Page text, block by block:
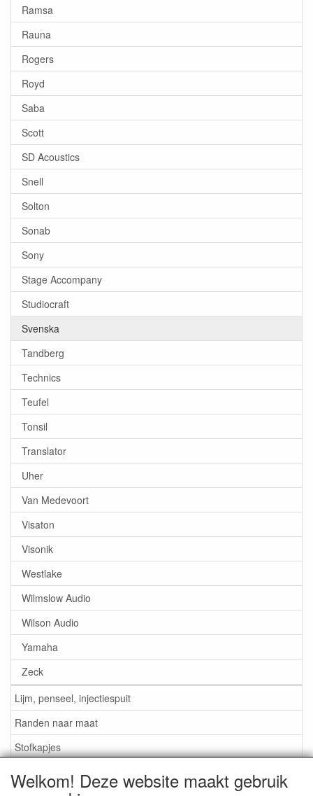
Ramsa
Rauna
Rogers
Royd
Saba
Scott
SD Acoustics
Snell
Solton
Sonab
Sony
Stage Accompany
Studiocraft
Svenska
Tandberg
Technics
Teufel
Tonsil
Translator
Uher
Van Medevoort
Visaton
Visonik
Westlake
Wilmslow Audio
Wilson Audio
Yamaha
Zeck
Lijm, penseel, injectiespuit
Randen naar maat
Stofkapjes
Informatie
Welkom! Deze website maakt gebruik